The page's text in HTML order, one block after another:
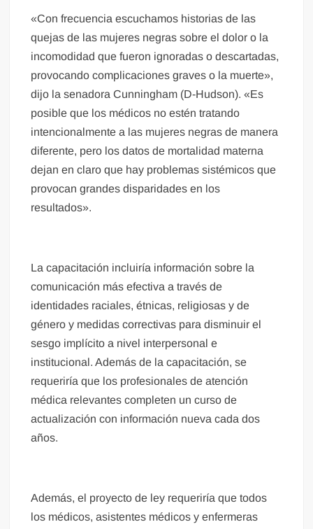
«Con frecuencia escuchamos historias de las
quejas de las mujeres negras sobre el dolor o la
incomodidad que fueron ignoradas o descartadas,
provocando complicaciones graves o la muerte»,
dijo la senadora Cunningham (D-Hudson). «Es
posible que los médicos no estén tratando
intencionalmente a las mujeres negras de manera
diferente, pero los datos de mortalidad materna
dejan en claro que hay problemas sistémicos que
provocan grandes disparidades en los
resultados».
La capacitación incluiría información sobre la
comunicación más efectiva a través de
identidades raciales, étnicas, religiosas y de
género y medidas correctivas para disminuir el
sesgo implícito a nivel interpersonal e
institucional. Además de la capacitación, se
requeriría que los profesionales de atención
médica relevantes completen un curso de
actualización con información nueva cada dos
años.
Además, el proyecto de ley requeriría que todos
los médicos, asistentes médicos y enfermeras